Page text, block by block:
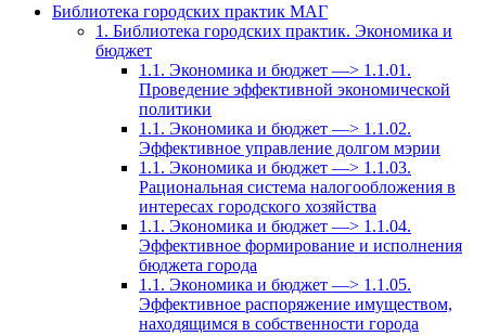
Библиотека городских практик МАГ
1. Библиотека городских практик. Экономика и
бюджет
1.1. Экономика и бюджет —> 1.1.01.
Проведение эффективной экономической
политики
1.1. Экономика и бюджет —> 1.1.02.
Эффективное управление долгом мэрии
1.1. Экономика и бюджет —> 1.1.03.
Рациональная система налогообложения в
интересах городского хозяйства
1.1. Экономика и бюджет —> 1.1.04.
Эффективное формирование и исполнения
бюджета города
1.1. Экономика и бюджет —> 1.1.05.
Эффективное распоряжение имуществом,
находящимся в собственности города